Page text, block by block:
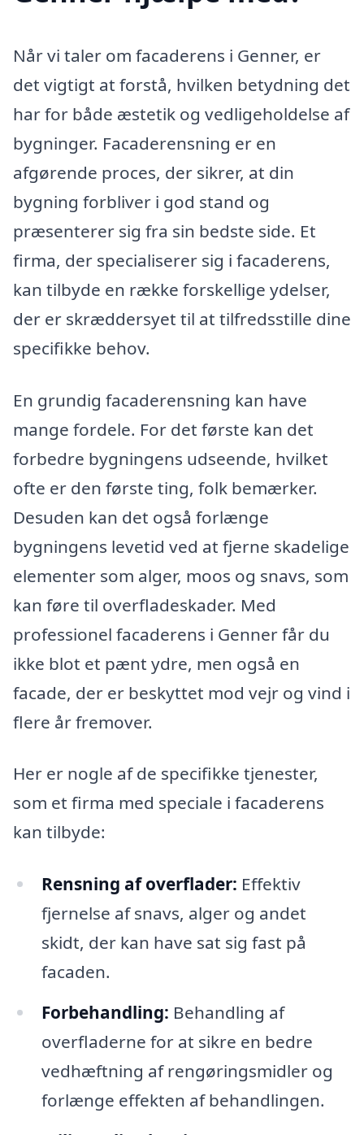
Når vi taler om facaderens i Genner, er
det vigtigt at forstå, hvilken betydning det
har for både æstetik og vedligeholdelse af
bygninger. Facaderensning er en
afgørende proces, der sikrer, at din
bygning forbliver i god stand og
præsenterer sig fra sin bedste side. Et
firma, der specialiserer sig i facaderens,
kan tilbyde en række forskellige ydelser,
der er skræddersyet til at tilfredsstille dine
specifikke behov.
En grundig facaderensning kan have
mange fordele. For det første kan det
forbedre bygningens udseende, hvilket
ofte er den første ting, folk bemærker.
Desuden kan det også forlænge
bygningens levetid ved at fjerne skadelige
elementer som alger, moos og snavs, som
kan føre til overfladeskader. Med
professionel facaderens i Genner får du
ikke blot et pænt ydre, men også en
facade, der er beskyttet mod vejr og vind i
flere år fremover.
Her er nogle af de specifikke tjenester,
som et firma med speciale i facaderens
kan tilbyde:
Rensning af overflader: Effektiv
fjernelse af snavs, alger og andet
skidt, der kan have sat sig fast på
facaden.
Forbehandling: Behandling af
overfladerne for at sikre en bedre
vedhæftning af rengøringsmidler og
forlænge effekten af behandlingen.